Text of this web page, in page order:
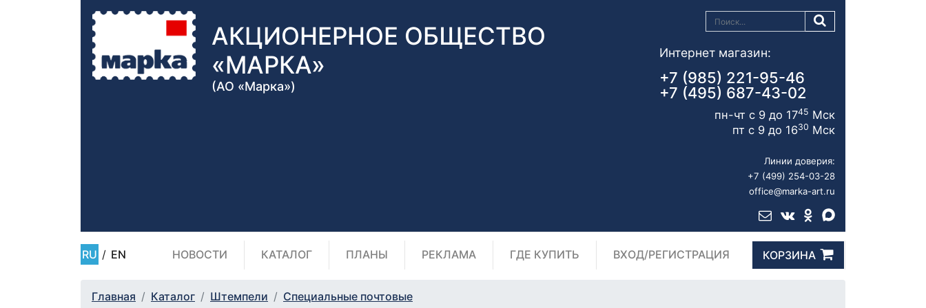
АКЦИОНЕРНОЕ ОБЩЕСТВО
«МАРКА»
(АО «Марка»)
Интернет магазин:
+7 (985) 221-95-46
+7 (495) 687-43-02
пн-чт с 9 до 1745 Мск
пт с 9 до 1630 Мск
Линии доверия:
+7 (499) 254-03-28
office@marka-art.ru
RU / EN НОВОСТИ КАТАЛОГ ПЛАНЫ РЕКЛАМА ГДЕ КУПИТЬ ВХОД/РЕГИСТРАЦИЯ КОРЗИНА
Главная Каталог Штемпели Специальные почтовые